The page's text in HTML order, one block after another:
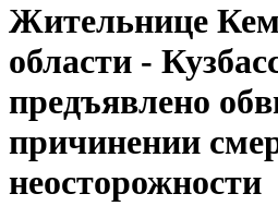
Жительнице
области -
предъявлено
причинении
неосторожности